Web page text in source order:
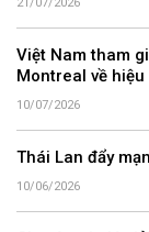
21/07/2026
Việt Nam tham
Montreal về
10/07/2026
Thái Lan đẩy
10/06/2026